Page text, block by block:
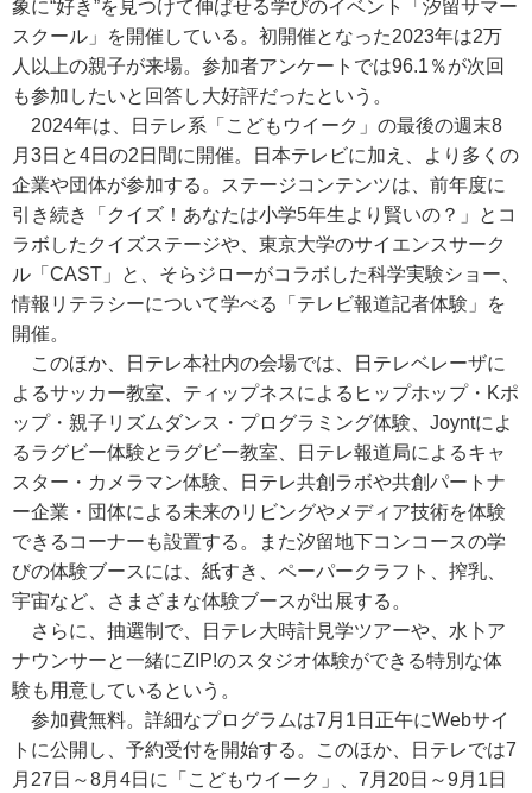
象に“好き”を見つけて伸ばせる学びのイベント「汐留サマー
スクール」を開催している。初開催となった2023年は2万
人以上の親子が来場。参加者アンケートでは96.1％が次回
も参加したいと回答し大好評だったという。
2024年は、日テレ系「こどもウイーク」の最後の週末8
月3日と4日の2日間に開催。日本テレビに加え、より多くの
企業や団体が参加する。ステージコンテンツは、前年度に
引き続き「クイズ！あなたは小学5年生より賢いの？」とコ
ラボしたクイズステージや、東京大学のサイエンスサーク
ル「CAST」と、そらジローがコラボした科学実験ショー、
情報リテラシーについて学べる「テレビ報道記者体験」を
開催。
このほか、日テレ本社内の会場では、日テレベレーザに
よるサッカー教室、ティップネスによるヒップホップ・Kポ
ップ・親子リズムダンス・プログラミング体験、Joyntによ
るラグビー体験とラグビー教室、日テレ報道局によるキャ
スター・カメラマン体験、日テレ共創ラボや共創パートナ
ー企業・団体による未来のリビングやメディア技術を体験
できるコーナーも設置する。また汐留地下コンコースの学
びの体験ブースには、紙すき、ペーパークラフト、搾乳、
宇宙など、さまざまな体験ブースが出展する。
さらに、抽選制で、日テレ大時計見学ツアーや、水卜ア
ナウンサーと一緒にZIP!のスタジオ体験ができる特別な体
験も用意しているという。
参加費無料。詳細なプログラムは7月1日正午にWebサイ
トに公開し、予約受付を開始する。このほか、日テレでは7
月27日～8月4日に「こどもウイーク」、7月20日～9月1日